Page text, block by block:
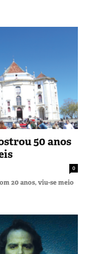
50 anos
0
20 anos, viu-se meio